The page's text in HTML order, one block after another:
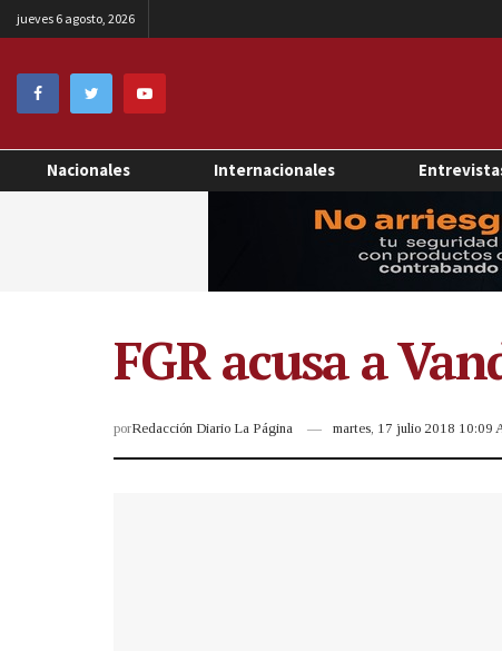
jueves 6 agosto, 2026
Nacionales Internacionales
FGR acusa a
porRedacción Diario La Página martes, 17 julio 2018 10:09